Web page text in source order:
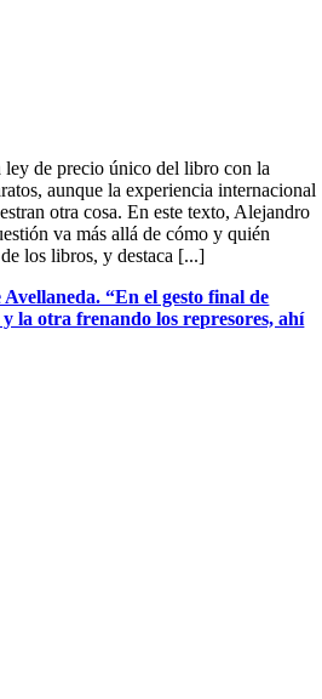
de precio único del libro con la
aunque la experiencia internacional
otra cosa. En este texto, Alejandro
va más allá de cómo y quién
los libros, y destaca [...]
“En el gesto final de
la otra frenando los represores, ahí